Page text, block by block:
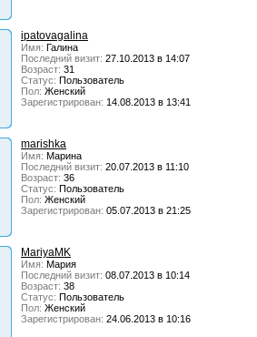
ipatovagalina
Имя: Галина
Последний визит: 27.10.2013 в 14:07
Возраст: 31
Статус: Пользователь
Пол: Женский
Зарегистрирован: 14.08.2013 в 13:41
marishka
Имя: Марина
Последний визит: 20.07.2013 в 11:10
Возраст: 36
Статус: Пользователь
Пол: Женский
Зарегистрирован: 05.07.2013 в 21:25
MariyaMK
Имя: Мария
Последний визит: 08.07.2013 в 10:14
Возраст: 38
Статус: Пользователь
Пол: Женский
Зарегистрирован: 24.06.2013 в 10:16